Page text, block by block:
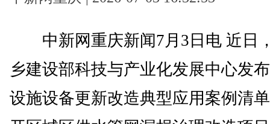
中新网重庆新闻7月3日电 近日
乡建设部科技与产业化发展中心发
设施设备更新改造典型应用案例清